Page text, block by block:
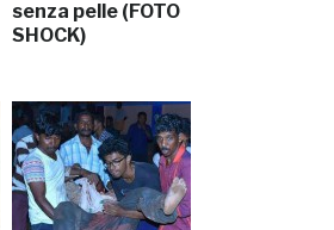
senza pelle (FOTO
SHOCK)